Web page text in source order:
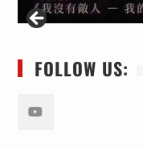
FOLLOW US: